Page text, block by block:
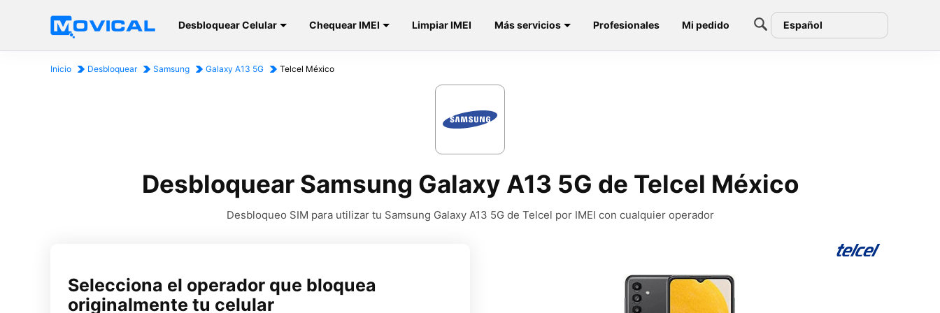
Desbloquear Celular Chequear IMEI Limpiar IMEI Más servicios Profesionales Mi pedido Español
Inicio Desbloquear Samsung Galaxy A13 5G Telcel México
Desbloquear Samsung Galaxy A13 5G de Telcel México
Desbloqueo SIM para utilizar tu Samsung Galaxy A13 5G de Telcel por IMEI con cualquier operador
Selecciona el operador que bloquea
originalmente tu celular